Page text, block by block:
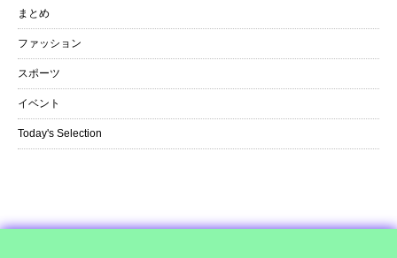
まとめ
ファッション
スポーツ
イベント
Today's Selection